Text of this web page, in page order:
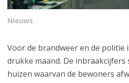
Nieuws
Voor de brandweer en de politie
drukke maand. De inbraakcijfers
huizen waarvan de bewoners